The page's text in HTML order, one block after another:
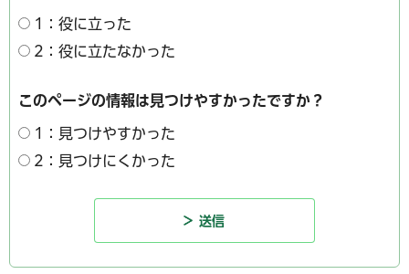
1：役に立った
2：役に立たなかった
このページの情報は見つけやすかったですか？
1：見つけやすかった
2：見つけにくかった